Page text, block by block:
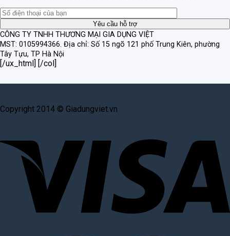
CÔNG TY TNHH THƯƠNG MẠI GIA DỤNG VIỆT
MST: 0105994366. Địa chỉ: Số 15 ngõ 121 phố Trung Kiên, phường
Tây Tựu, TP Hà Nội
[/ux_html] [/col]
Copyright 2014 © Giadungviet.vn